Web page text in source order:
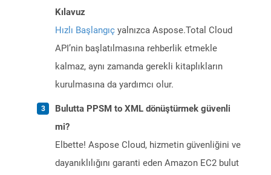
Kılavuz
Hızlı Başlangıç yalnızca Aspose.Total Cloud
API’nin başlatılmasına rehberlik etmekle
kalmaz, aynı zamanda gerekli kitaplıkların
kurulmasına da yardımcı olur.
Bulutta PPSM to XML dönüştürmek güvenli
mi?
Elbette! Aspose Cloud, hizmetin güvenliğini ve
dayanıklılığını garanti eden Amazon EC2 bulut